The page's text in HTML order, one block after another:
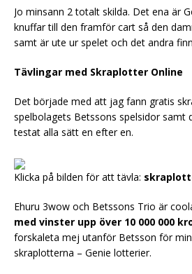
Jo minsann 2 totalt skilda. Det ena är
knuffar till den framför cart så den
samt är ute ur spelet och det andra
Tävlingar med Skraplotter Online
Det började med att jag fann gratis
spelbolagets Betssons spelsidor samt
testat alla sätt en efter en.
Klicka på bilden för att tävla:
Ehuru 3wow och Betssons Trio är
med vinster upp över 10 000 000
forskaleta mej utanför Betsson för
skraplotterna – Genie lotterier.